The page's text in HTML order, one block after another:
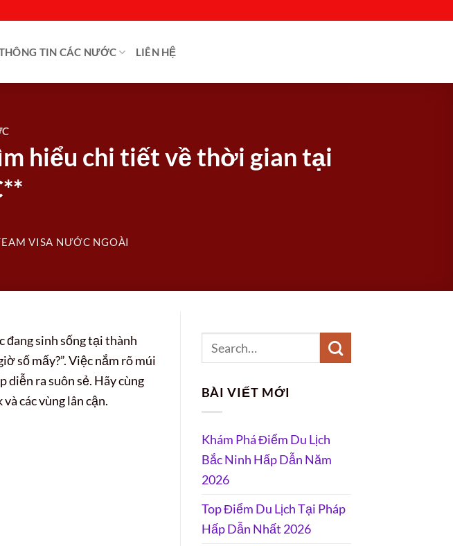
TIN CÁC NƯỚC LIÊN HỆ
hiểu chi tiết về thời gian tại
VISA NƯỚC NGOÀI
đang sinh sống tại thành
số mấy?”. Việc nắm rõ múi
diễn ra suôn sẻ. Hãy cùng
các vùng lân cận.
BÀI VIẾT MỚI
Khám Phá Điểm Du Lịch
Bắc Ninh Hấp Dẫn Năm
2026
Top Điểm Du Lịch Tại Pháp
Hấp Dẫn Nhất 2026